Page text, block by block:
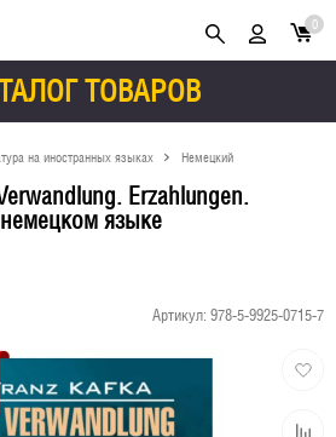
ТОВАРОВ
0
на иностранных языках Немецкий
Erzahlungen.
языке
Артикул: 978-5-9925-0715-7